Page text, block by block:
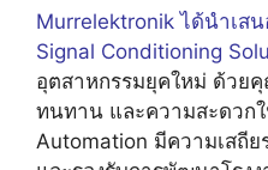
Murrelektronik ได้นำเส
Signal Conditioning
อุตสาหกรรมยุคใหม่ ด้วย
ทนทาน และความสะดวก
Automation มีความเสถี